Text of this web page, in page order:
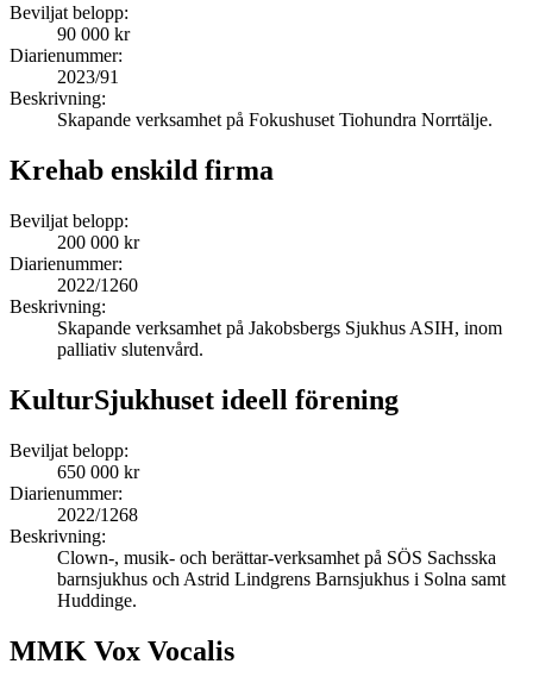
Beviljat belopp:
90 000 kr
Diarienummer:
2023/91
Beskrivning:
Skapande verksamhet på Fokushuset Tiohundra Norrtälje.
Krehab enskild firma
Beviljat belopp:
200 000 kr
Diarienummer:
2022/1260
Beskrivning:
Skapande verksamhet på Jakobsbergs Sjukhus ASIH, inom
palliativ slutenvård.
KulturSjukhuset ideell förening
Beviljat belopp:
650 000 kr
Diarienummer:
2022/1268
Beskrivning:
Clown-, musik- och berättar-verksamhet på SÖS Sachsska
barnsjukhus och Astrid Lindgrens Barnsjukhus i Solna samt
Huddinge.
MMK Vox Vocalis